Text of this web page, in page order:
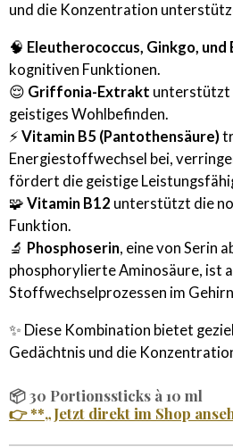
und die Konzentration
🧠 Eleutherococcus, Ginkgo, und
kognitiven Funktionen.
😌 Griffonia-Extrakt unterstützt
geistiges Wohlbefinden.
⚡ Vitamin B5 (Pantothensäure)
Energiestoffwechsel bei,
fördert die geistige
🧩 Vitamin B12 unterstützt die
Funktion.
🔬 Phosphoserin, eine von Serin
phosphorylierte Aminosäure, ist
Stoffwechselprozessen im
✨ Diese Kombination bietet
Gedächtnis und die
📦30 Portionssticks à 10 ml
👉 **„Jetzt direkt im Shop